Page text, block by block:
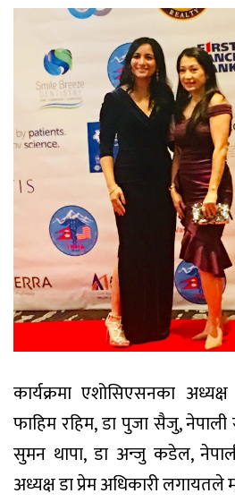
कार्यक्रमा एशोसिएसनका
फाहिम रहिम, डा पुजा सैजु,
सुमन थापा, डा अन्जु कडेल,
अध्यक्ष डा प्रेम अधिकारी लगायतले